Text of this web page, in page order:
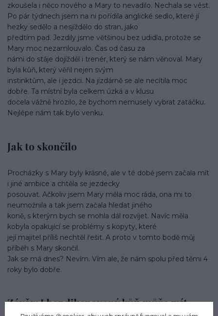
zkoušela i něco nového a Mary to nevadilo. Nechala se vést.
Po pár týdnech jsem na ni pořídila anglické sedlo, které jí
hezky sedělo a nesjíždělo do stran, jako
předtím pad. Jezdily jsme většinou bez udidla, protože se
Mary moc nezamlouvalo. Čas od času za
námi do stáje dojížděl i trenér, který se nám věnoval. Mary
byla kůň, který věřil nejen svým
instinktům, ale i jezdci. Na jízdárně se ale necítila moc
dobře. Ta místní byla celkem úzká a v klusu
docela vážně hrozilo, že bychom nemusely vybrat zatáčku.
Nejlépe nám tak bylo venku.
Jak to skončilo
Procházky s Mary byly krásné, ale v té době jsem začala mít
i jiné ambice a chtěla se jezdecky
posouvat. Ačkoliv jsem Mary měla moc ráda, ona mi to
neumožnila a tak jsem začala hledat jiného
koně, s kterým bych se mohla dál rozvíjet. Navíc měla
kobyla opakující se problémy s kopyty, které
její majitel příliš nechtěl řešit. A proto v tomto bodě můj
příběh s Mary skončil.
Jak se má dnes? Nevím. Vím ale, že nám spolu před těmi 4
roky bylo dobře.
Závěr: I hendikepovaný kůň může mít